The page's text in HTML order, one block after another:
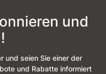
und
und seien Sie einer der
und Rabatte informiert